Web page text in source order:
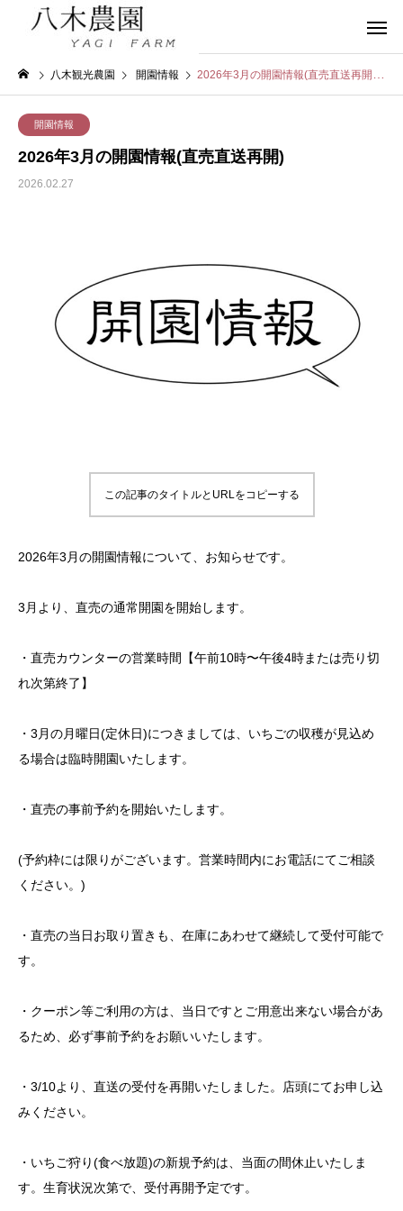
八木観光農園 開園情報 2026年3月の開園情報(直売直送再開)
開園情報
2026年3月の開園情報(直売直送再開)
2026.02.27
この記事のタイトルとURLをコピーする
2026年3月の開園情報について、お知らせです。
3月より、直売の通常開園を開始します。
・直売カウンターの営業時間【午前10時〜午後4時または売り切
れ次第終了】
・3月の月曜日(定休日)につきましては、いちごの収穫が見込め
る場合は臨時開園いたします。
・直売の事前予約を開始いたします。
(予約枠には限りがございます。営業時間内にお電話にてご相談
ください。)
・直売の当日お取り置きも、在庫にあわせて継続して受付可能で
す。
・クーポン等ご利用の方は、当日ですとご用意出来ない場合があ
るため、必ず事前予約をお願いいたします。
・3/10より、直送の受付を再開いたしました。店頭にてお申し込
みください。
・いちご狩り(食べ放題)の新規予約は、当面の間休止いたしま
す。生育状況次第で、受付再開予定です。